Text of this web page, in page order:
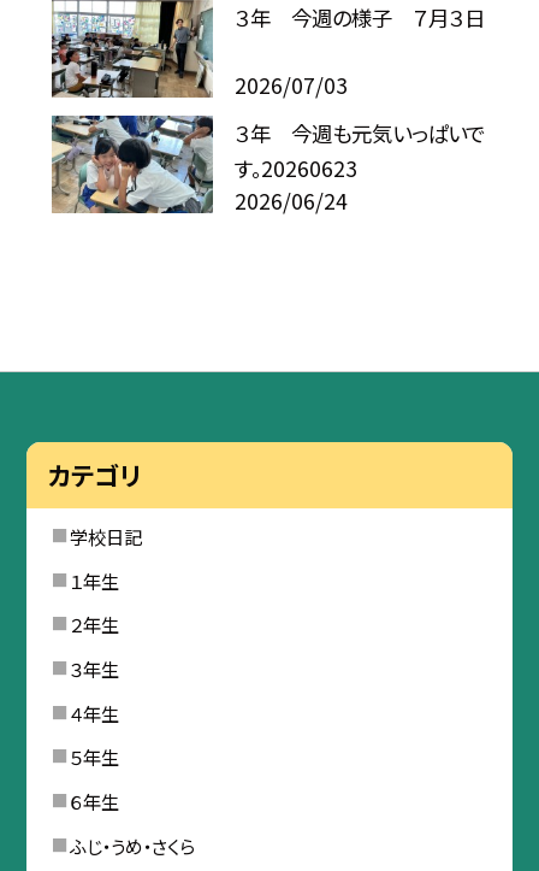
３年 今週の様子 ７月３日
2026/07/03
３年 今週も元気いっぱいで
す。20260623
2026/06/24
カテゴリ
学校日記
１年生
２年生
３年生
４年生
５年生
６年生
ふじ・うめ・さくら